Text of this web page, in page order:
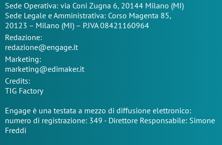
Sede Operativa: via Coni Zugna 6, 20144 Milano (MI)
Sede Legale e Amministrativa: Corso Magenta 85,
20123 – Milano (MI) – P.IVA 08421160964
Redazione:
redazione@engage.it
Marketing:
marketing@edimaker.it
Credits:
TIG Factory
Engage è una testata a mezzo di diffusione elettronico:
numero di registrazione: 349 - Direttore Responsabile: Simone
Freddi